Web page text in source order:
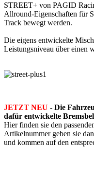
STREET+ von PAGID
Allround-Eigenschaften für
Track bewegt werden.
Die eigens entwickelte
Leistungsniveau über einen
JETZT NEU - Die
dafür entwickelte
Hier finden sie den
Artikelnummer geben sie
und kommen auf den